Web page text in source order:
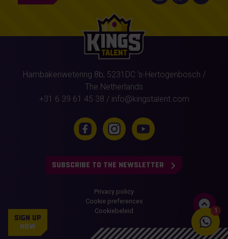
Hambakenwetering 8b, 5231DC 's-Hertogenbosch /
The Netherlands
+31 6 39 61 45 38 / info@kingstalent.com
SUBSCRIBE TO THE NEWSLETTER
Privacy policy
Cookie preferences
Cookiebeleid
SIGN UP
NOW
1